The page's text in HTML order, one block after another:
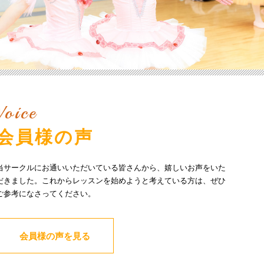
員様の声
サークルにお通いいただいている皆さんから、嬉しいお声をいた
きました。これからレッスンを始めようと考えている方は、ぜひ
参考になさってください。
会員様の声を見る